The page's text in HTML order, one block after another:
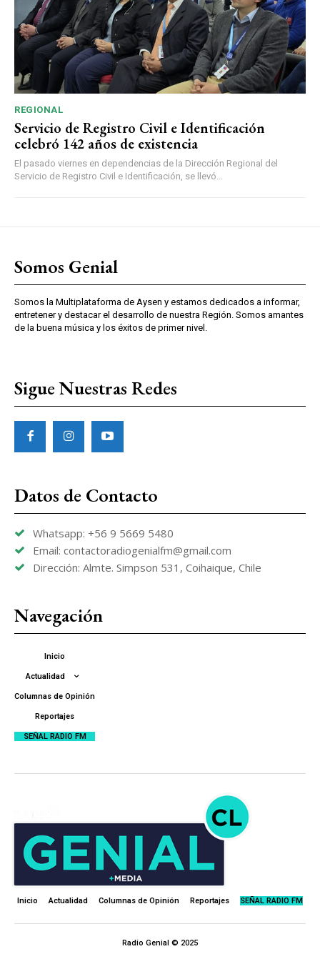
REGIONAL
Servicio de Registro Civil e Identificación
celebró 142 años de existencia
El pasado viernes en dependencias de la Dirección Regional del
Servicio de Registro Civil e Identificación, se llevó...
Somos Genial
Somos la Multiplataforma de Aysen y estamos dedicados a informar,
entretener y destacar el desarrollo de nuestra Región. Somos amantes
de la buena música y los éxitos de primer nivel.
Sigue Nuestras Redes
Datos de Contacto
Whatsapp: +56 9 5669 5480
Email: contactoradiogenialfm@gmail.com
Dirección: Almte. Simpson 531, Coihaique, Chile
Navegación
Inicio
Actualidad
Columnas de Opinión
Reportajes
SEÑAL RADIO FM
Inicio Actualidad Columnas de Opinión Reportajes SEÑAL RADIO FM
Radio Genial © 2025